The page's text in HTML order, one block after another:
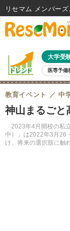
大学受
医専予備
親子で考える大学選び
共通テスト 夏休み
8月開催イベント・WS
自由研究教材（小学生向
神山まるごと
2023年4月開校の私
中）」は2022年3月26
け、将来の選択肢に触
教育イベント 中
リセマム メンバーズ